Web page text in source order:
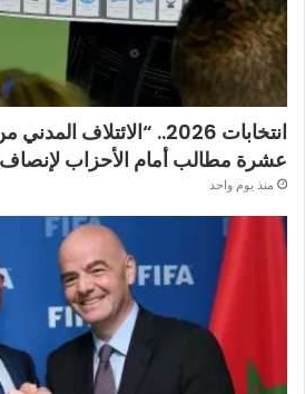
انتخابات 2026.. “الائتلاف
عشرة مطالب أمام الأحزاب لإنصاف
منذ يوم واحد